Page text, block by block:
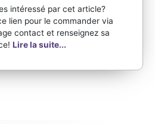
intéressé par cet article?
lien pour le commander via
contact et renseignez sa
Lire la suite...